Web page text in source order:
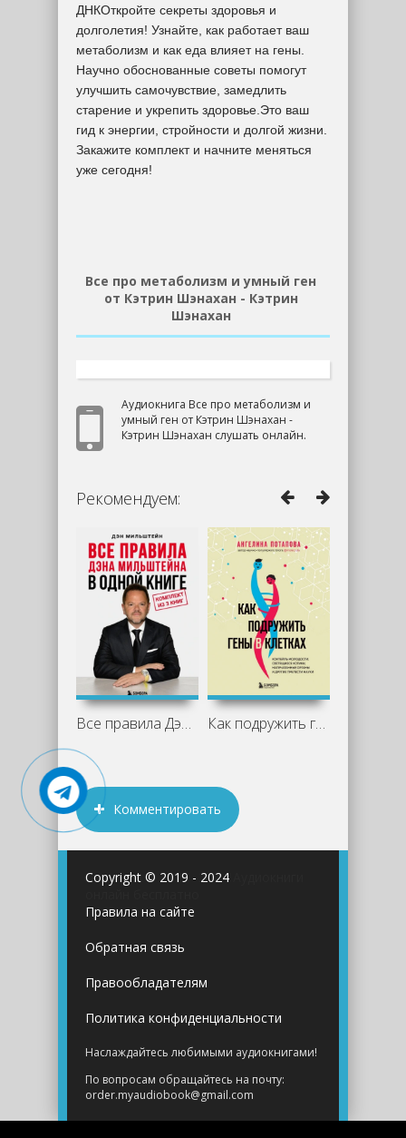
ДНКОткройте секреты здоровья и
долголетия! Узнайте, как работает ваш
метаболизм и как еда влияет на гены.
Научно обоснованные советы помогут
улучшить самочувствие, замедлить
старение и укрепить здоровье.Это ваш
гид к энергии, стройности и долгой жизни.
Закажите комплект и начните меняться
уже сегодня!
Все про метаболизм и умный ген
от Кэтрин Шэнахан - Кэтрин
Шэнахан
Аудиокнига Все про метаболизм и
умный ген от Кэтрин Шэнахан -
Кэтрин Шэнахан слушать онлайн.
Рекомендуем:
Все правила Дэна Мильштейна в одной Как подружить гены в клетках. Коктейль
Комментировать
Copyright © 2019 - 2024
Правила на сайте
Обратная связь
Правообладателям
Политика конфиденциальности
Наслаждайтесь любимыми аудиокнигами!
По вопросам обращайтесь на почту:
order.myaudiobook@gmail.com